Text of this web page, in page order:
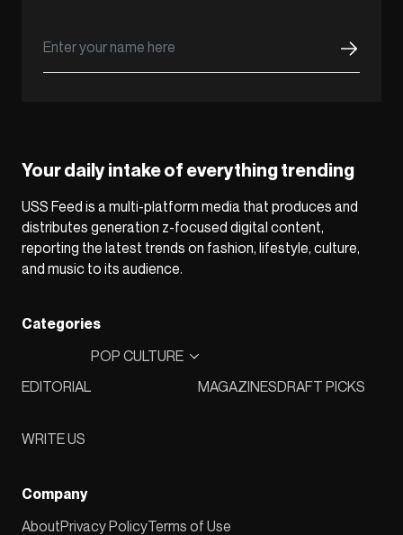
Your daily intake of everything trending
USS Feed is a multi-platform media that produces and
distributes generation z-focused digital content,
reporting the latest trends on fashion, lifestyle, culture,
and music to its audience.
Categories
EDITORIAL
POP CULTURE
MAGAZINESDRAFT PICKS
WRITE US
Company
AboutPrivacy PolicyTerms of Use